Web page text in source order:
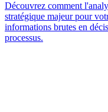
Découvrez comment
stratégique majeur pour
informations brutes en
processus.